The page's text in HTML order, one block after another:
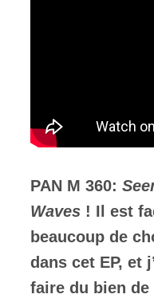
PAN M 360:
Waves ! Il est
beaucoup de
dans cet EP, et
faire du bien